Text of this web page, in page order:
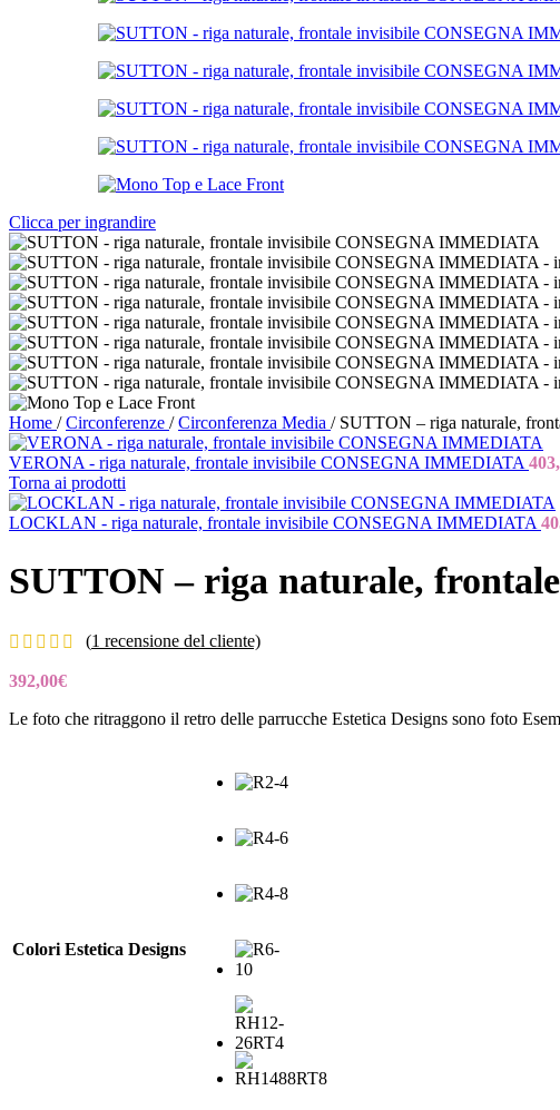
Clicca per ingrandire
Home / Circonferenze / Circonferenza Media / SUTTON – riga naturale,
VERONA - riga naturale, frontale invisibile CONSEGNA IMMEDIATA
Torna ai prodotti
LOCKLAN - riga naturale, frontale invisibile CONSEGNA IMMEDIATA
SUTTON – riga naturale,
(1 recensione del cliente)
392,00€
Le foto che ritraggono il retro delle parrucche Estetica Designs sono foto
Colori Estetica Designs